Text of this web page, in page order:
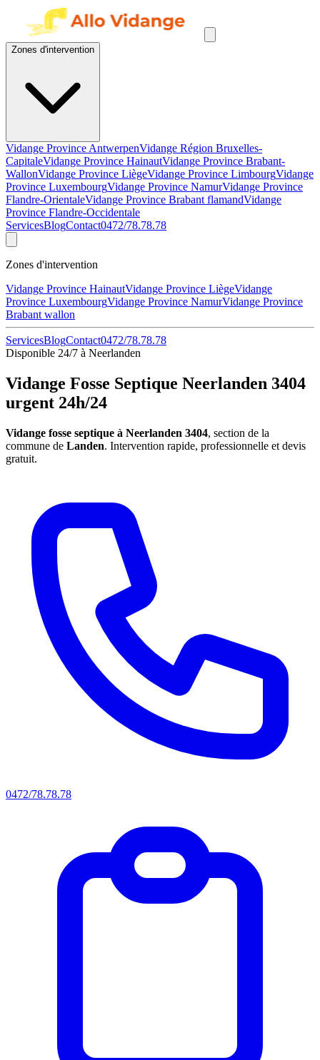
Zones d'intervention
Vidange Province AntwerpenVidange Région Bruxelles-
CapitaleVidange Province HainautVidange Province Brabant-
WallonVidange Province LiègeVidange Province LimbourgVidange
Province LuxembourgVidange Province NamurVidange Province
Flandre-OrientaleVidange Province Brabant flamandVidange
Province Flandre-Occidentale
ServicesBlogContact0472/78.78.78
Zones d'intervention
Vidange Province HainautVidange Province LiègeVidange
Province LuxembourgVidange Province NamurVidange Province
Brabant wallon
ServicesBlogContact0472/78.78.78
Disponible 24/7 à Neerlanden
Vidange Fosse Septique Neerlanden 3404
urgent 24h/24
Vidange fosse septique à Neerlanden 3404, section de la
commune de Landen. Intervention rapide, professionnelle et devis
gratuit.
0472/78.78.78